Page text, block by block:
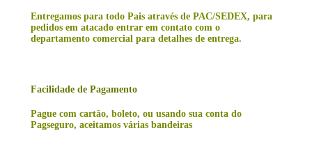
Entregamos para todo Pais através de PAC/SEDEX, para
pedidos em atacado entrar em contato com o
departamento comercial para detalhes de entrega.
Facilidade de Pagamento
Pague com cartão, boleto, ou usando sua conta do
Pagseguro, aceitamos várias bandeiras